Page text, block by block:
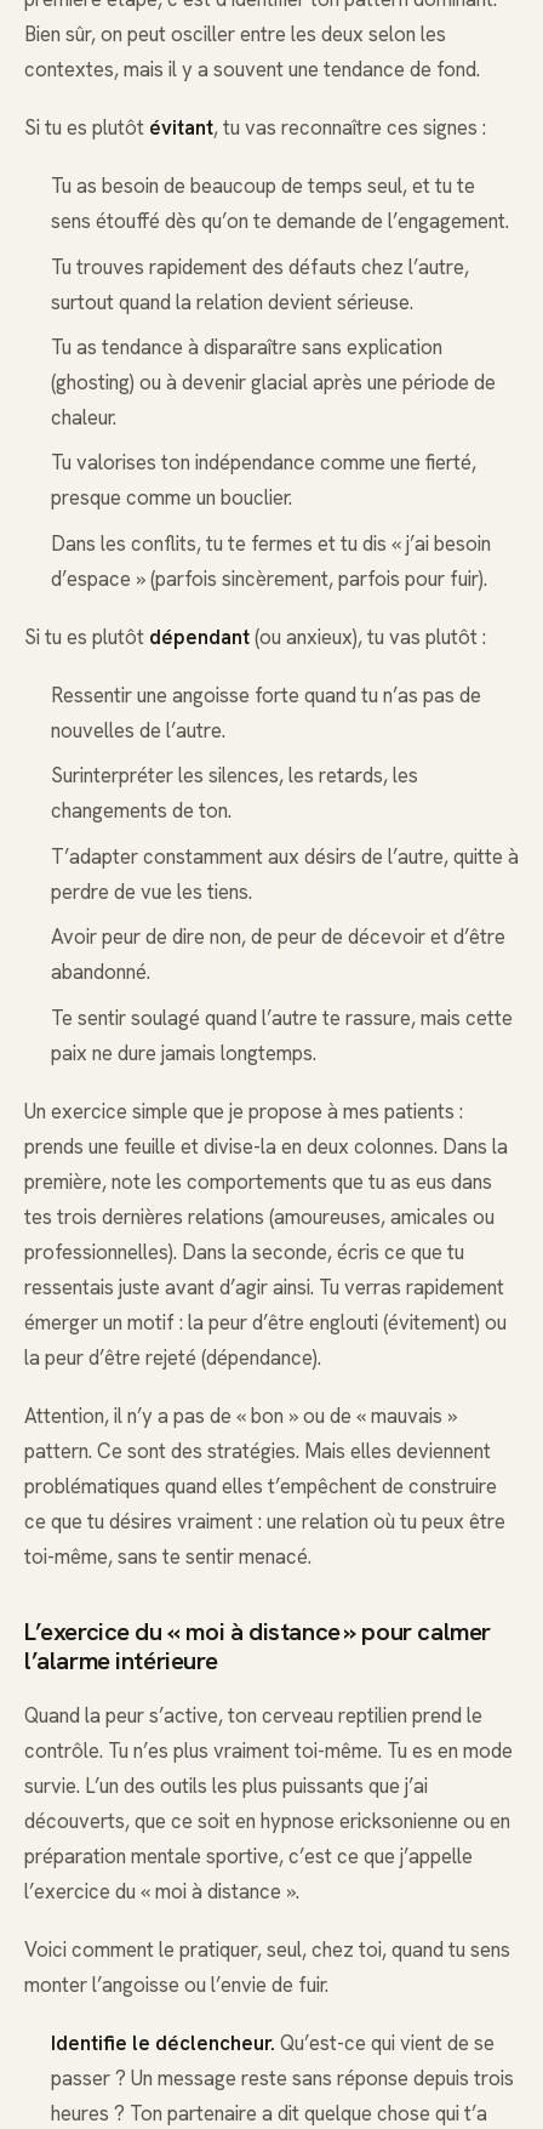
Bien sûr, on peut osciller entre les deux selon les
contextes, mais il y a souvent une tendance de fond.
Si tu es plutôt évitant, tu vas reconnaître ces signes :
Tu as besoin de beaucoup de temps seul, et tu te
sens étouffé dès qu’on te demande de l’engagement.
Tu trouves rapidement des défauts chez l’autre,
surtout quand la relation devient sérieuse.
Tu as tendance à disparaître sans explication
(ghosting) ou à devenir glacial après une période de
chaleur.
Tu valorises ton indépendance comme une fierté,
presque comme un bouclier.
Dans les conflits, tu te fermes et tu dis « j’ai besoin
d’espace » (parfois sincèrement, parfois pour fuir).
Si tu es plutôt dépendant(ou anxieux), tu vas plutôt :
Ressentir une angoisse forte quand tu n’as pas de
nouvelles de l’autre.
Surinterpréter les silences, les retards, les
changements de ton.
T’adapter constamment aux désirs de l’autre, quitte à
perdre de vue les tiens.
Avoir peur de dire non, de peur de décevoir et d’être
abandonné.
Te sentir soulagé quand l’autre te rassure, mais cette
paix ne dure jamais longtemps.
Un exercice simple que je propose à mes patients :
prends une feuille et divise-la en deux colonnes. Dans la
première, note les comportements que tu as eus dans
tes trois dernières relations (amoureuses, amicales ou
professionnelles). Dans la seconde, écris ce que tu
ressentais juste avant d’agir ainsi. Tu verras rapidement
émerger un motif : la peur d’être englouti (évitement) ou
la peur d’être rejeté (dépendance).
Attention, il n’y a pas de « bon » ou de « mauvais »
pattern. Ce sont des stratégies. Mais elles deviennent
problématiques quand elles t’empêchent de construire
ce que tu désires vraiment : une relation où tu peux être
toi-même, sans te sentir menacé.
L’exercice du « moi à distance » pour calmer
l’alarme intérieure
Quand la peur s’active, ton cerveau reptilien prend le
contrôle. Tu n’es plus vraiment toi-même. Tu es en mode
survie. L’un des outils les plus puissants que j’ai
découverts, que ce soit en hypnose ericksonienne ou en
préparation mentale sportive, c’est ce que j’appelle
l’exercice du « moi à distance ».
Voici comment le pratiquer, seul, chez toi, quand tu sens
monter l’angoisse ou l’envie de fuir.
Identifie le déclencheur. Qu’est-ce qui vient de se
passer ? Un message reste sans réponse depuis trois
heures ? Ton partenaire a dit quelque chose qui t’a